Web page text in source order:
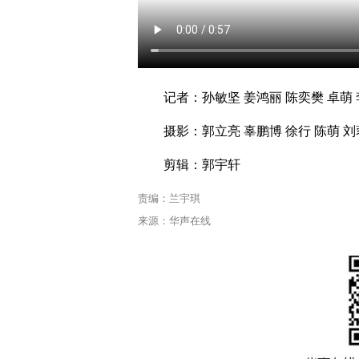
记者：孙敏坚 姜鸿丽 陈奕樊 卓萌
摄影：郭立亮 辜鹏博 徐行 陈萌 刘
剪辑：郭宇轩
责编：兰宇琪
来源：华声在线